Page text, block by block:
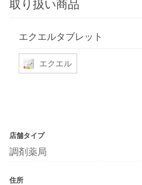
取り扱い商品
エクエルタブレット
エクエル
店舗タイプ
調剤薬局
住所